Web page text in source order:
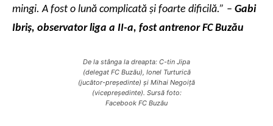
mingi. A fost o lună complicată şi foarte dificilă.” – Gabi
Ibriş, observator liga a II-a, fost antrenor FC Buzău
De la stânga la dreapta: C-tin Jipa
(delegat FC Buzău), Ionel Turturică
(jucător-preşedinte) şi Mihai Negoiţă
(vicepreşedinte). Sursă foto:
Facebook FC Buzău